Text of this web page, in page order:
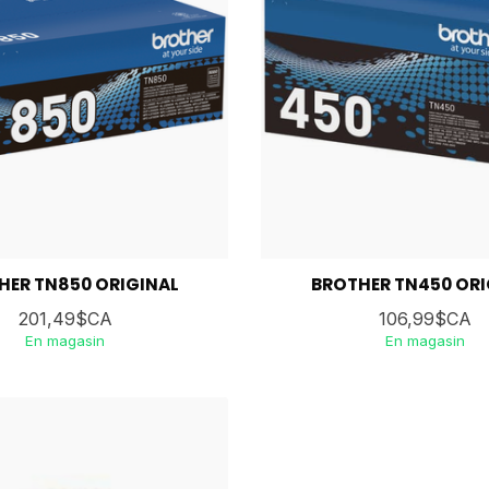
TN850 ORIGINAL
201,49$CA
En magasin
BROTHER TN450
106,99$CA
En magasin